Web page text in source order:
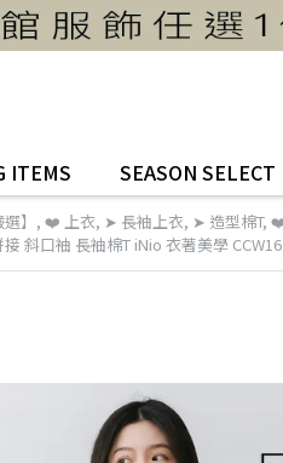
ITEMS SEASON SELECT
】 , ❤️ 上衣, ➤ 長袖上衣, ➤ 造型棉T,
斜口袖 長袖棉T iNio 衣著美學